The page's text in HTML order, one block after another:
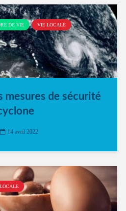
DE VIE VIE LOCALE
mesures de sécurité
14 avril 2022